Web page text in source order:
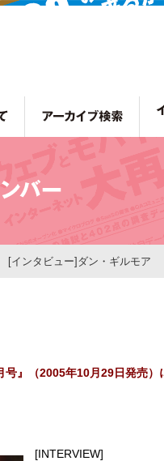
[インタビュー]ダン・ギルモア
』（2005年10月29日発売
[INTERVIEW]